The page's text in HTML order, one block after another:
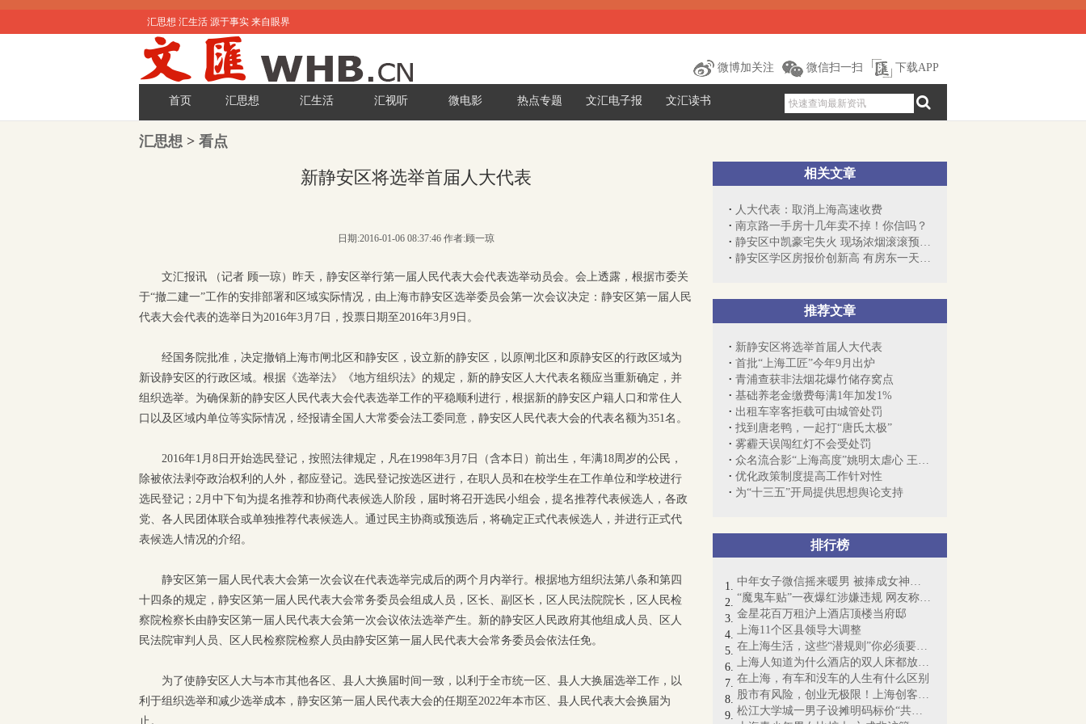
汇思想 汇生活 源于事实 来自眼界
微博加关注 微信扫一扫 下载APP
首页 汇思想 汇生活 汇视听 微电影 热点专题 文汇电子报 文汇读书
汇思想 > 看点
相关文章
人大代表：取消上海高速收费
南京路一手房十几年卖不掉！你信吗？
静安区中凯豪宅失火 现场浓烟滚滚预计损...
静安区学区房报价创新高 有房东一天涨价60万
推荐文章
新静安区将选举首届人大代表
首批“上海工匠”今年9月出炉
青浦查获非法烟花爆竹储存窝点
基础养老金缴费每满1年加发1%
出租车宰客拒载可由城管处罚
找到唐老鸭，一起打“唐氏太极”
雾霾天误闯红灯不会受处罚
众名流合影“上海高度”姚明太虐心 王石...
优化政策制度提高工作针对性
为“十三五”开局提供思想舆论支持
排行榜
中年女子微信摇来暖男 被捧成女神却丧命
“魔鬼车贴”一夜爆红涉嫌违规 网友称“...
金星花百万租沪上酒店顶楼当府邸
上海11个区县领导大调整
在上海生活，这些“潜规则”你必须要懂！
上海人知道为什么酒店的双人床都放4个枕...
在上海，有车和没车的人生有什么区别
股市有风险，创业无极限！上海创客梦想起航
松江大学城一男子设摊明码标价“共享女友...
新静安区将选举首届人大代表
日期:2016-01-06 08:37:46 作者:顾一琼
文汇报讯 （记者 顾一琼）昨天，静安区举行第一届人民代表大会代表选举动员会。会上透露，根据市委关
于“撤二建一”工作的安排部署和区域实际情况，由上海市静安区选举委员会第一次会议决定：静安区第一届人民
代表大会代表的选举日为2016年3月7日，投票日期至2016年3月9日。
经国务院批准，决定撤销上海市闸北区和静安区，设立新的静安区，以原闸北区和原静安区的行政区域为
新设静安区的行政区域。根据《选举法》《地方组织法》的规定，新的静安区人大代表名额应当重新确定，并
组织选举。为确保新的静安区人民代表大会代表选举工作的平稳顺利进行，根据新的静安区户籍人口和常住人
口以及区域内单位等实际情况，经报请全国人大常委会法工委同意，静安区人民代表大会的代表名额为351名。
2016年1月8日开始选民登记，按照法律规定，凡在1998年3月7日（含本日）前出生，年满18周岁的公民，
除被依法剥夺政治权利的人外，都应登记。选民登记按选区进行，在职人员和在校学生在工作单位和学校进行
选民登记；2月中下旬为提名推荐和协商代表候选人阶段，届时将召开选民小组会，提名推荐代表候选人，各政
党、各人民团体联合或单独推荐代表候选人。通过民主协商或预选后，将确定正式代表候选人，并进行正式代
表候选人情况的介绍。
静安区第一届人民代表大会第一次会议在代表选举完成后的两个月内举行。根据地方组织法第八条和第四
十四条的规定，静安区第一届人民代表大会常务委员会组成人员，区长、副区长，区人民法院院长，区人民检
察院检察长由静安区第一届人民代表大会第一次会议依法选举产生。新的静安区人民政府其他组成人员、区人
民法院审判人员、区人民检察院检察人员由静安区第一届人民代表大会常务委员会依法任免。
为了使静安区人大与本市其他各区、县人大换届时间一致，以利于全市统一区、县人大换届选举工作，以
利于组织选举和减少选举成本，静安区第一届人民代表大会的任期至2022年本市区、县人民代表大会换届为
止。